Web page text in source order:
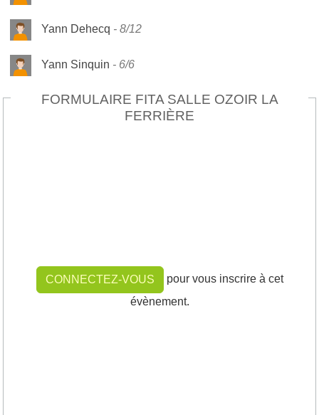
Yann Dehecq 8/12
Yann Sinquin 6/6
FORMULAIRE FITA SALLE OZOIR LA
FERRIÈRE
CONNECTEZ-VOUS
pour vous inscrire à cet
évènement.